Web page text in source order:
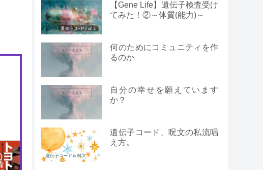
【Gene Life】遺伝子検査受け
てみた！②～体質(能力)～
何のためにコミュニティを作
るのか
自分の幸せを願えています
か？
遺伝子コード、呪文の私流唱
え方。